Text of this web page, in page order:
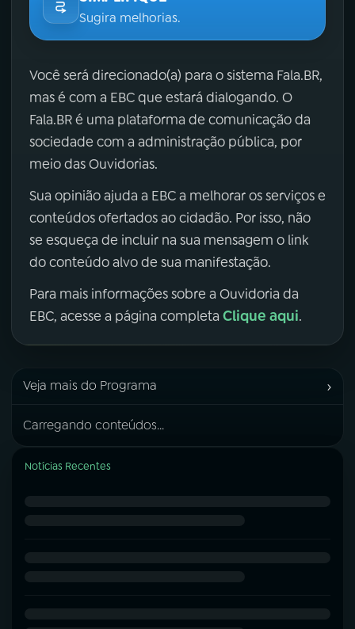
Sugira melhorias.
Você será direcionado(a) para o sistema Fala.BR,
mas é com a EBC que estará dialogando. O
Fala.BR é uma plataforma de comunicação da
sociedade com a administração pública, por
meio das Ouvidorias.
Sua opinião ajuda a EBC a melhorar os serviços e
conteúdos ofertados ao cidadão. Por isso, não
se esqueça de incluir na sua mensagem o link
do conteúdo alvo de sua manifestação.
Para mais informações sobre a Ouvidoria da
EBC, acesse a página completa Clique aqui.
Veja mais do Programa ›
Carregando conteúdos...
Notícias Recentes